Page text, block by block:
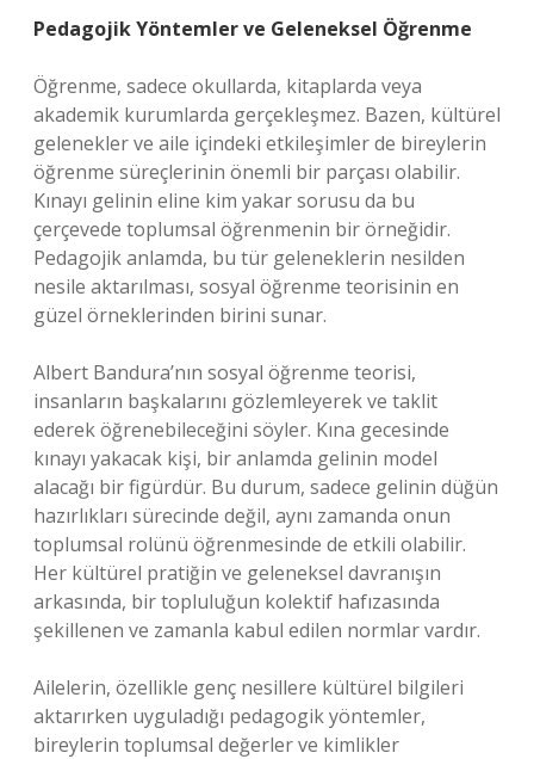
Pedagojik Yöntemler ve Geleneksel Öğrenme
Öğrenme, sadece okullarda, kitaplarda veya
akademik kurumlarda gerçekleşmez. Bazen, kültürel
gelenekler ve aile içindeki etkileşimler de bireylerin
öğrenme süreçlerinin önemli bir parçası olabilir.
Kınayı gelinin eline kim yakar sorusu da bu
çerçevede toplumsal öğrenmenin bir örneğidir.
Pedagojik anlamda, bu tür geleneklerin nesilden
nesile aktarılması, sosyal öğrenme teorisinin en
güzel örneklerinden birini sunar.
Albert Bandura’nın sosyal öğrenme teorisi,
insanların başkalarını gözlemleyerek ve taklit
ederek öğrenebileceğini söyler. Kına gecesinde
kınayı yakacak kişi, bir anlamda gelinin model
alacağı bir figürdür. Bu durum, sadece gelinin düğün
hazırlıkları sürecinde değil, aynı zamanda onun
toplumsal rolünü öğrenmesinde de etkili olabilir.
Her kültürel pratiğin ve geleneksel davranışın
arkasında, bir topluluğun kolektif hafızasında
şekillenen ve zamanla kabul edilen normlar vardır.
Ailelerin, özellikle genç nesillere kültürel bilgileri
aktarırken uyguladığı pedagogik yöntemler,
bireylerin toplumsal değerler ve kimlikler